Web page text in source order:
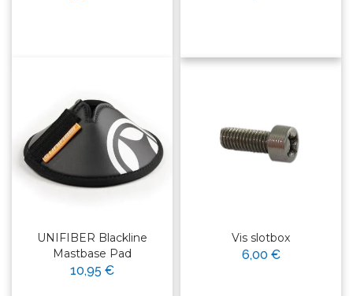
UNIFIBER Blackline
Mastbase Pad
10,95 €
Vis slotbox
6,00 €